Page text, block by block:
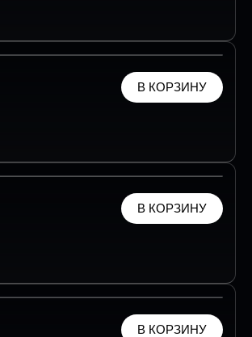
В КОРЗИНУ
В КОРЗИНУ
В КОРЗИНУ